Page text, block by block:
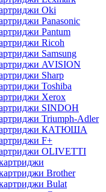
Oki
Panasonic
Pantum
Ricoh
Samsung
AVISION
Sharp
Toshiba
Xerox
SINDOH
Triumph-Adler
КАТЮША
F+
OLIVETTI
Brother
Bulat